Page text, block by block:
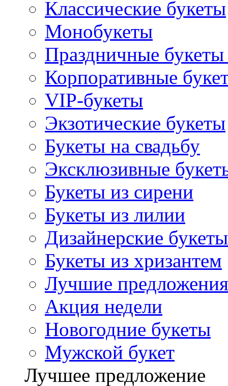
Классические букеты
Монобукеты
Праздничные букеты
Корпоративные
VIP-букеты
Экзотические букеты
Букеты на свадьбу
Эксклюзивные
Букеты из сирени
Букеты из лилии
Дизайнерские
Букеты из хризантем
Лучшие предложения
Акция недели
Новогодние букеты
Мужской букет
Лучшее предложение